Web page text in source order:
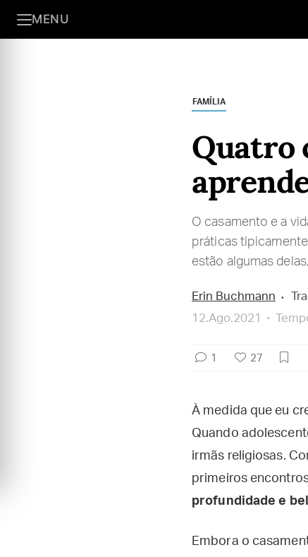
MENU
FAMÍLIA
Quatro
O casamento e a
práticas
estão algumas
Erin Buchmann
12.Ago.2021
1 27
À medida que eu
Quando
irmãs religiosas.
primeiros
profundidade e
Embora o